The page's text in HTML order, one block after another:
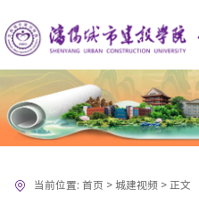
当前位置: 首页 > 城建视频 > 正文